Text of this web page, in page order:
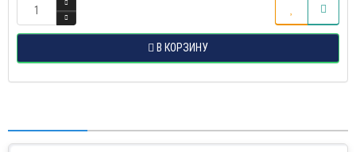
В КОРЗИНУ